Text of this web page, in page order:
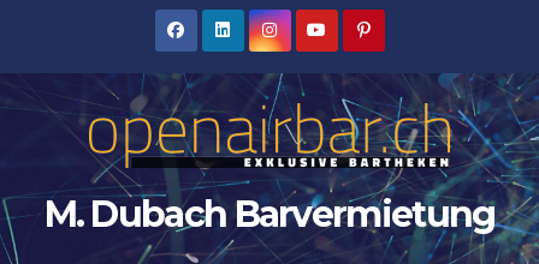
M. Dubach Barvermietung